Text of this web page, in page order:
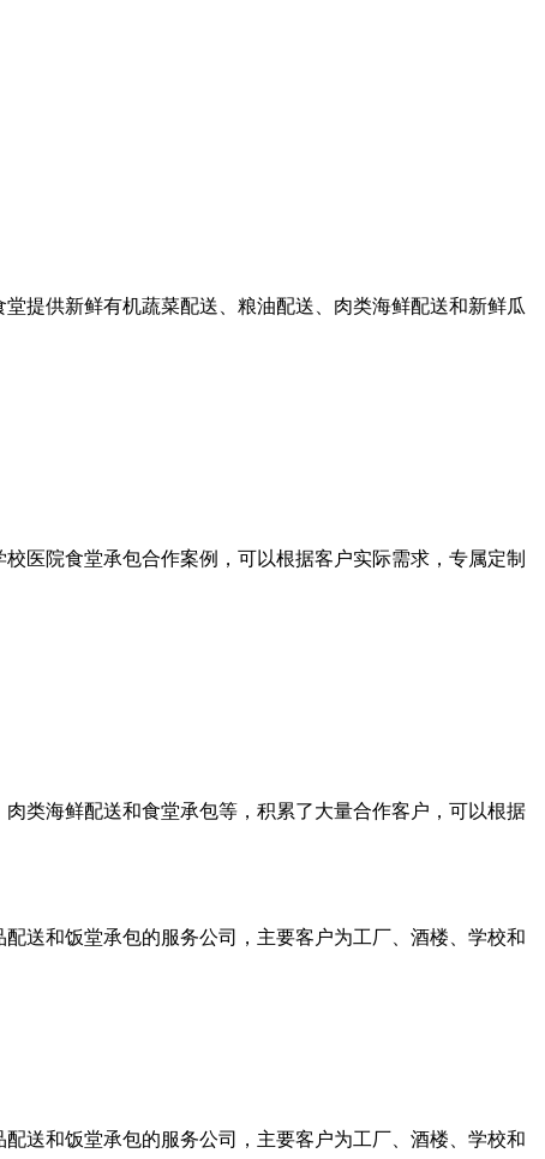
提供新鲜有机蔬菜配送、粮油配送、肉类海鲜配送和新鲜瓜
医院食堂承包合作案例，可以根据客户实际需求，专属定制
类海鲜配送和食堂承包等，积累了大量合作客户，可以根据
送和饭堂承包的服务公司，主要客户为工厂、酒楼、学校和
送和饭堂承包的服务公司，主要客户为工厂、酒楼、学校和